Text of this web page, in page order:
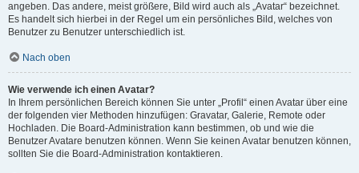
angeben. Das andere, meist größere, Bild wird auch als „Avatar“ bezeichnet.
Es handelt sich hierbei in der Regel um ein persönliches Bild, welches von
Benutzer zu Benutzer unterschiedlich ist.
Nach oben
Wie verwende ich einen Avatar?
In Ihrem persönlichen Bereich können Sie unter „Profil“ einen Avatar über eine
der folgenden vier Methoden hinzufügen: Gravatar, Galerie, Remote oder
Hochladen. Die Board-Administration kann bestimmen, ob und wie die
Benutzer Avatare benutzen können. Wenn Sie keinen Avatar benutzen können,
sollten Sie die Board-Administration kontaktieren.